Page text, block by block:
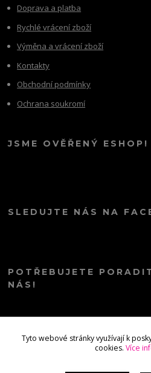
Doprava a platba
Rychlé vrácení zboží
Výměna a vrácení zboží
Kontakty
Obchodní podmínky
Ochrana soukromí
JSME OVĚŘENÝ ESHOP!
SLEDUJTE NÁS NA
POTŘEBUJETE
NÁS!
Tyto webové stránky využívají k
cookies. Více